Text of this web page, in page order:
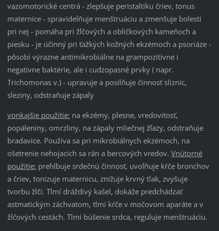
vazomotorické centrá - zlepšuje peristaltiku čriev, tonus
maternice - spravidelňuje menštruáciu a zmenšuje bolesti
pri nej - pomáha pri žlčových a obličkových kameňoch a
piesku - je účinný pri ťažkých kožných ekzémoch a psoriáze -
pôsobí výrazne antimikrobiálne na grampozitívne i
negatívne baktérie, ale i cudzopasné prvky ( napr.
Trichomonas v.) - upravuje a posilňuje činnosť slizníc,
sleziny, odstraňuje zápaly
vonkajšie použitie: na ekzémy, plesne, vredovitosť,
popáleniny, omrzliny, na zápaly mliečnej žľazy, odstraňuje
bradavice. Používa sa pri mikrobiálnych ekzémoch, na
ošetrenie nehojacich sa rán a bercových vredov. Vnútorné
použitie: prehlbuje srdečnú činnosť, uvoľňuje kŕče bronchov
a čriev, tonizuje maternicu, znižuje krvný tlak, zvyšuje
tvorbu žlči. Tlmí dráždivý kašel, dokáže predchádzať
astmatickým záchvatom, tlmí kŕče v močovom aparáte a v
žlčových cestách. Tlmí búšenie srdca, reguluje menštruáciu.